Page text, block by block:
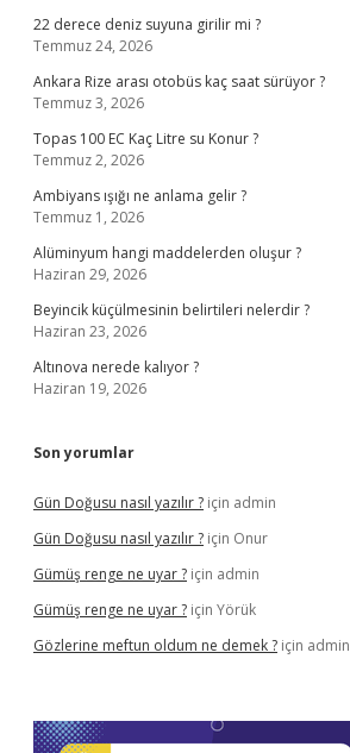
22 derece deniz suyuna girilir mi ?
Temmuz 24, 2026
Ankara Rize arası otobüs kaç saat sürüyor ?
Temmuz 3, 2026
Topas 100 EC Kaç Litre su Konur ?
Temmuz 2, 2026
Ambiyans ışığı ne anlama gelir ?
Temmuz 1, 2026
Alüminyum hangi maddelerden oluşur ?
Haziran 29, 2026
Beyincik küçülmesinin belirtileri nelerdir ?
Haziran 23, 2026
Altınova nerede kalıyor ?
Haziran 19, 2026
Son yorumlar
Gün Doğusu nasıl yazılır ? için admin
Gün Doğusu nasıl yazılır ? için Onur
Gümüş renge ne uyar ? için admin
Gümüş renge ne uyar ? için Yörük
Gözlerine meftun oldum ne demek ? için admin